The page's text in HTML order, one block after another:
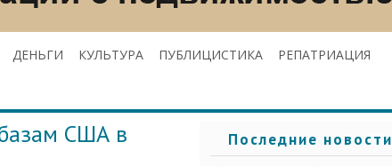
ДЕНЬГИ КУЛЬТУРА ПУБЛИЦИСТИКА РЕПАТРИАЦИЯ
США в
Последние новости